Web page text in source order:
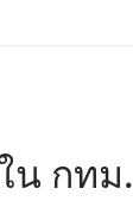
น กทม.